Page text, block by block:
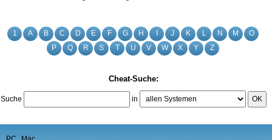
1 A B C D E F G H J K L N M
O
P
Q R S T U V W X Y Z
Cheat-Suche:
Suche in OK